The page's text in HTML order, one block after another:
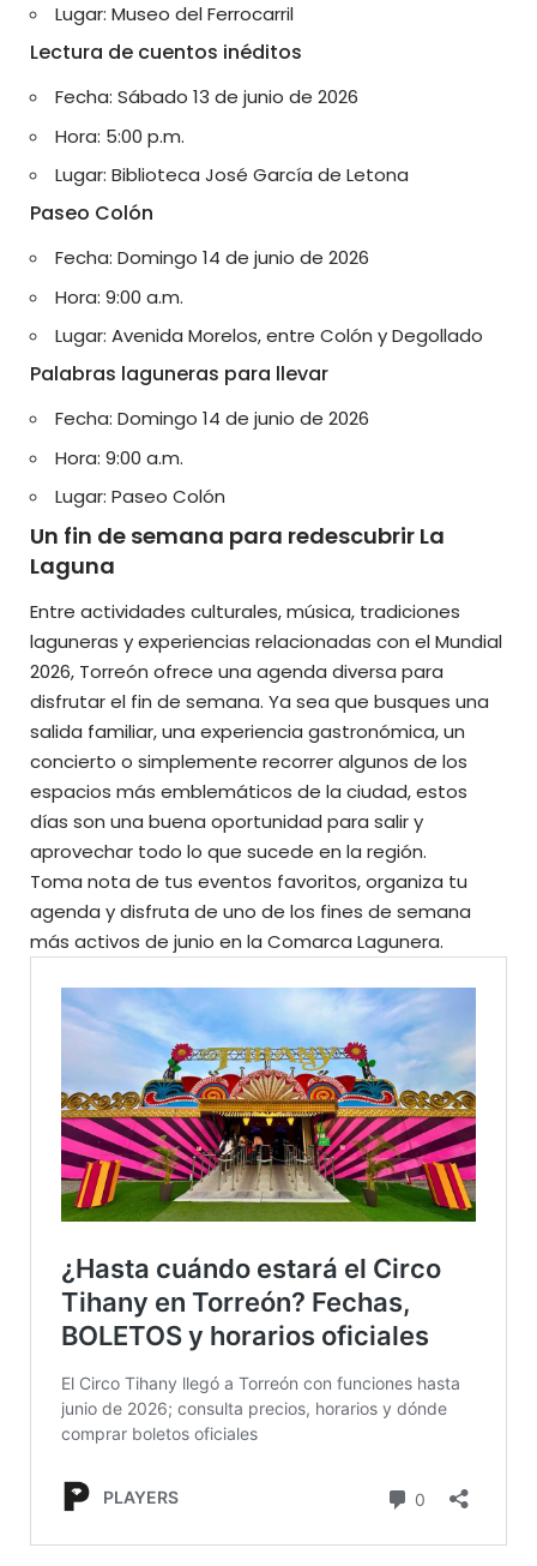
Lugar: Museo del Ferrocarril
Lectura de cuentos inéditos
Fecha: Sábado 13 de junio de 2026
Hora: 5:00 p.m.
Lugar: Biblioteca José García de Letona
Paseo Colón
Fecha: Domingo 14 de junio de 2026
Hora: 9:00 a.m.
Lugar: Avenida Morelos, entre Colón y Degollado
Palabras laguneras para llevar
Fecha: Domingo 14 de junio de 2026
Hora: 9:00 a.m.
Lugar: Paseo Colón
Un fin de semana para redescubrir La
Laguna
Entre actividades culturales, música, tradiciones
laguneras y experiencias relacionadas con el Mundial
2026, Torreón ofrece una agenda diversa para
disfrutar el fin de semana. Ya sea que busques una
salida familiar, una experiencia gastronómica, un
concierto o simplemente recorrer algunos de los
espacios más emblemáticos de la ciudad, estos
días son una buena oportunidad para salir y
aprovechar todo lo que sucede en la región.
Toma nota de tus eventos favoritos, organiza tu
agenda y disfruta de uno de los fines de semana
más activos de junio en la Comarca Lagunera.